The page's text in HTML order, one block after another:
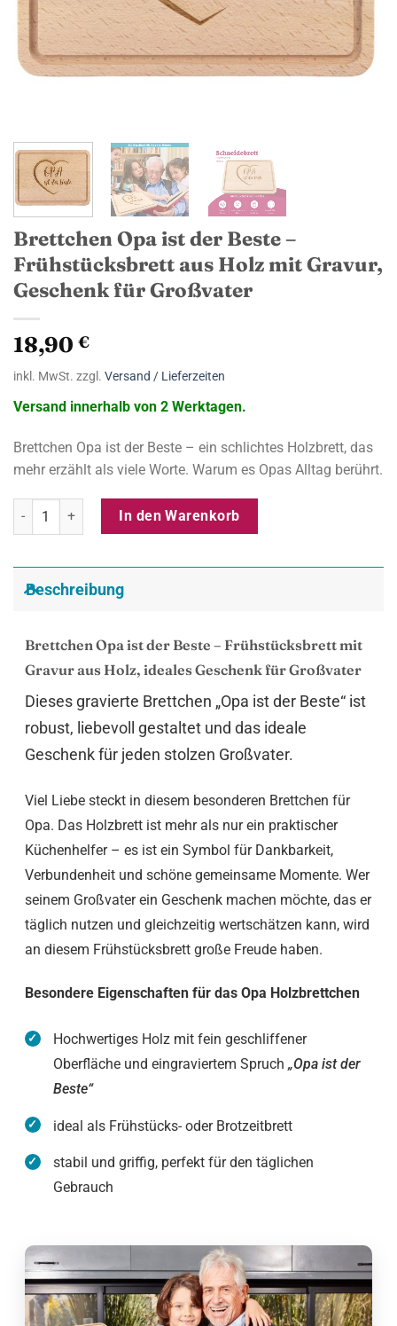
Brettchen Opa ist der Beste –
Frühstücksbrett aus Holz mit Gravur,
Geschenk für Großvater
18,90 €
inkl. MwSt. zzgl. Versand / Lieferzeiten
Versand innerhalb von 2 Werktagen.
Brettchen Opa ist der Beste – ein schlichtes Holzbrett, das
mehr erzählt als viele Worte. Warum es Opas Alltag berührt.
Brettchen Opa ist der Beste – Frühstücksbrett aus Holz mit Gravur,
In den Warenkorb
Beschreibung
Brettchen Opa ist der Beste – Frühstücksbrett mit
Gravur aus Holz, ideales Geschenk für Großvater
Dieses gravierte Brettchen „Opa ist der Beste“ ist
robust, liebevoll gestaltet und das ideale
Geschenk für jeden stolzen Großvater.
Viel Liebe steckt in diesem besonderen Brettchen für
Opa. Das Holzbrett ist mehr als nur ein praktischer
Küchenhelfer – es ist ein Symbol für Dankbarkeit,
Verbundenheit und schöne gemeinsame Momente. Wer
seinem Großvater ein Geschenk machen möchte, das er
täglich nutzen und gleichzeitig wertschätzen kann, wird
an diesem Frühstücksbrett große Freude haben.
Besondere Eigenschaften für das Opa Holzbrettchen
Hochwertiges Holz mit fein geschliffener
Oberfläche und eingraviertem Spruch „Opa ist der
Beste“
ideal als Frühstücks- oder Brotzeitbrett
stabil und griffig, perfekt für den täglichen
Gebrauch